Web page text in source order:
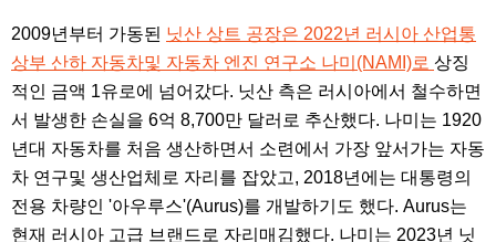
2009년부터 가동된 닛산 상트 공장은 2022년 러시아 산업통
상부 산하 자동차및 자동차 엔진 연구소 나미(NAMI)로 상징
적인 금액 1유로에 넘어갔다. 닛산 측은 러시아에서 철수하면
서 발생한 손실을 6억 8,700만 달러로 추산했다. 나미는 1920
년대 자동차를 처음 생산하면서 소련에서 가장 앞서가는 자동
차 연구및 생산업체로 자리를 잡았고, 2018년에는 대통령의
전용 차량인 '아우루스'(Aurus)를 개발하기도 했다. Aurus는
현재 러시아 고급 브랜드로 자리매김했다. 나미는 2023년 닛